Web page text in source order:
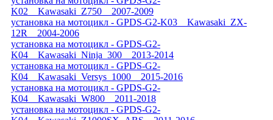
K02__Kawasaki_Z750__2007-2009
установка на мотоцикл - GPDS-G2-K03__Kawasaki_ZX-
12R__2004-2006
установка на мотоцикл - GPDS-G2-
K04__Kawasaki_Ninja_300__2013-2014
установка на мотоцикл - GPDS-G2-
K04__Kawasaki_Versys_1000__2015-2016
установка на мотоцикл - GPDS-G2-
K04__Kawasaki_W800__2011-2018
установка на мотоцикл - GPDS-G2-